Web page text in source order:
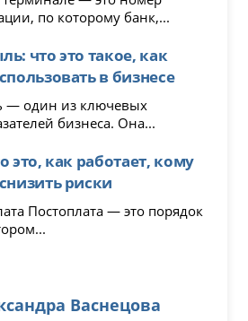
по которому банк,...
что это такое, как
в бизнесе
— один из ключевых
бизнеса. Она...
это, как работает, кому
риски
Постоплата — это порядок
Васнецова